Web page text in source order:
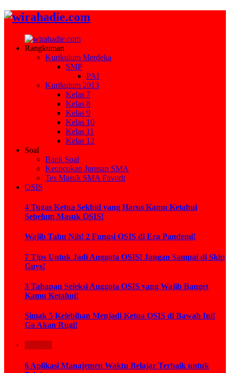
Rangkuman
Kurikulum Merdeka
SMP
PAI
Kurikulum 2013
Kelas 7
Kelas 8
Kelas 9
Kelas 10
Kelas 11
Kelas 12
Soal
Bank Soal
Kecocokan Jurusan SMA
Tes Masuk SMA Favorit
OSIS
4 Tugas Ketua Sekbid yang Harus Kamu Ketahui
Sebelum Masuk OSIS!
Wajib Tahu Nih! 2 Fungsi OSIS di Era Pandemi!
7 Tips Untuk Jadi Anggota OSIS! Jangan Sampai di Skip
Guys!
3 Tahapan Seleksi Anggota OSIS yang Wajib Banget
Kamu Ketahui!
Simak 5 Kelebihan Menjadi Ketua OSIS di Bawah Ini!
Ga Akan Rugi!
6 Aplikasi Manajemen Waktu Belajar Terbaik untuk